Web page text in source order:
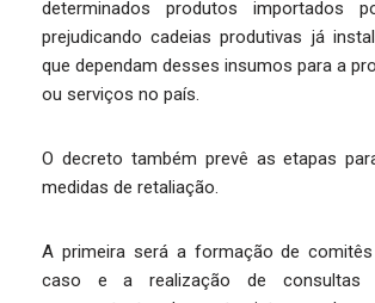
determinados produtos importados
prejudicando cadeias produtivas já
que dependam desses insumos para a
ou serviços no país.
O decreto também prevê as etapas
medidas de retaliação.
A primeira será a formação de
caso e a realização de consultas